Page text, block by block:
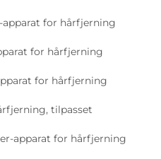
for hårfjerning
for hårfjerning
for hårfjerning
tilpasset
apparat for hårfjerning